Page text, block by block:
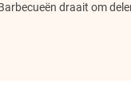
draait om